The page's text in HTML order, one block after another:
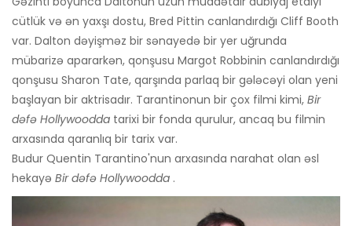
cütlük və ən yaxşı dostu, Bred Pittin canlandırdığı Cliff Booth
var. Dalton dəyişməz bir sənayedə bir yer uğrunda
mübarizə apararkən, qonşusu Margot Robbinin canlandırdığı
qonşusu Sharon Tate, qarşında parlaq bir gələcəyi olan yeni
başlayan bir aktrisadır. Tarantinonun bir çox filmi kimi, Bir
dəfə Hollywoodda tarixi bir fonda qurulur, ancaq bu filmin
arxasında qaranlıq bir tarix var.
Budur Quentin Tarantino'nun arxasında narahat olan əsl
hekayə Bir dəfə Hollywoodda .